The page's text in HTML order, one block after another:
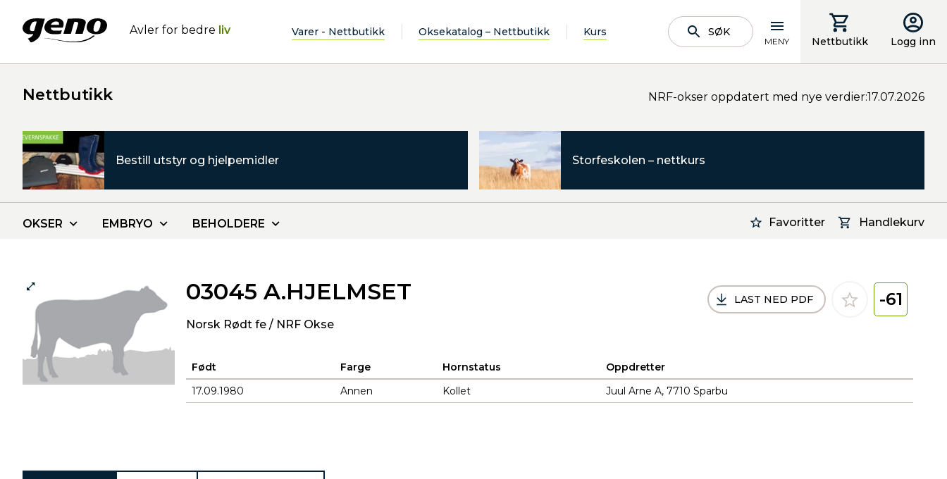
Avler for bedre liv Varer - Nettbutikk Oksekatalog – Nettbutikk Kurs SØK
MENY Nettbutikk Logg inn
Nettbutikk NRF-okser oppdatert med nye verdier:17.07.2026
Bestill utstyr og hjelpemidler Storfeskolen – nettkurs
Favoritter Handlekurv
OKSER EMBRYO BEHOLDERE
03045 A.HJELMSET
Norsk Rødt fe / NRF Okse
LAST NED PDF -61
Født Farge Hornstatus
Oppdretter
17.09.1980
Annen Kollet Juul Arne A, 7710 Sparbu